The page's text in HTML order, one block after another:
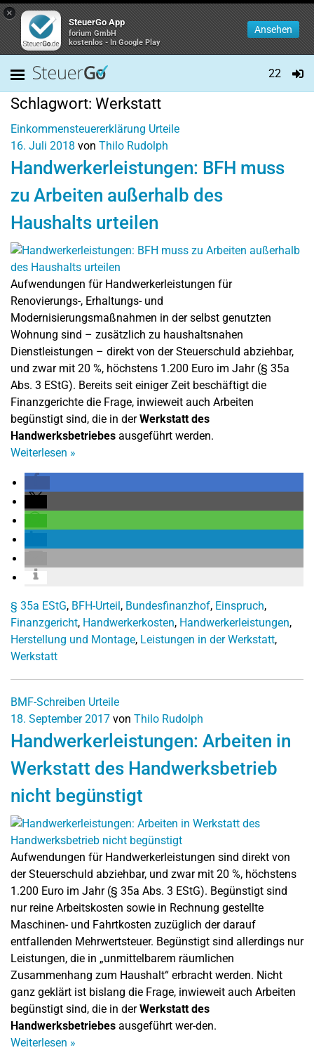
×
SteuerGo App
forium GmbH
kostenlos - In Google Play
Ansehen
22
Schlagwort: Werkstatt
Einkommensteuererklärung Urteile
16. Juli 2018 von Thilo Rudolph
Handwerkerleistungen: BFH muss
zu Arbeiten außerhalb des
Haushalts urteilen
Aufwendungen für Handwerkerleistungen für
Renovierungs-, Erhaltungs- und
Modernisierungsmaßnahmen in der selbst genutzten
Wohnung sind – zusätzlich zu haushaltsnahen
Dienstleistungen – direkt von der Steuerschuld abziehbar,
und zwar mit 20 %, höchstens 1.200 Euro im Jahr (§ 35a
Abs. 3 EStG). Bereits seit einiger Zeit beschäftigt die
Finanzgerichte die Frage, inwieweit auch Arbeiten
begünstigt sind, die in derWerkstatt des
Handwerksbetriebes ausgeführt werden.
Weiterlesen »
§ 35a EStG, BFH-Urteil, Bundesfinanzhof, Einspruch,
Finanzgericht, Handwerkerkosten, Handwerkerleistungen,
Herstellung und Montage, Leistungen in der Werkstatt,
Werkstatt
BMF-Schreiben Urteile
18. September 2017 von Thilo Rudolph
Handwerkerleistungen: Arbeiten in
Werkstatt des Handwerksbetrieb
nicht begünstigt
Aufwendungen für Handwerkerleistungen sind direkt von
der Steuerschuld abziehbar, und zwar mit 20 %, höchstens
1.200 Euro im Jahr (§ 35a Abs. 3 EStG). Begünstigt sind
nur reine Arbeitskosten sowie in Rechnung gestellte
Maschinen- und Fahrtkosten zuzüglich der darauf
entfallenden Mehrwertsteuer. Begünstigt sind allerdings nur
Leistungen, die in „unmittelbarem räumlichen
Zusammenhang zum Haushalt“ erbracht werden. Nicht
ganz geklärt ist bislang die Frage, inwieweit auch Arbeiten
begünstigt sind, die in derWerkstatt des
Handwerksbetriebes ausgeführt wer-den.
Weiterlesen »